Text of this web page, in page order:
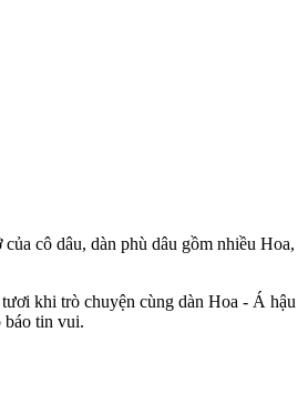
cô dâu, dàn phù dâu gồm nhiều Hoa,
khi trò chuyện cùng dàn Hoa - Á hậu
báo tin vui.